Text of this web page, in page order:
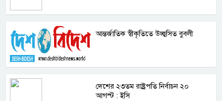
আন্তর্জাতিক স্বীকৃতিতে উচ্ছ্বসিত বুবলী
দেশের ২৩তম রাষ্ট্রপতি নির্বাচন ২০
আগস্ট : ইসি